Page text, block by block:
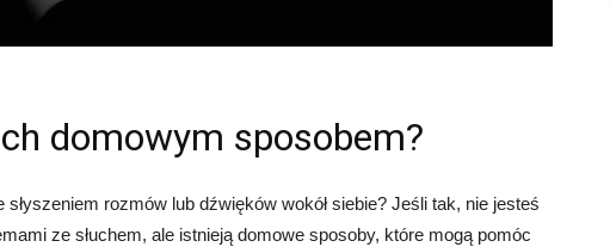
domowym sposobem?
rozmów lub dźwięków wokół siebie? Jeśli tak, nie jesteś
ze słuchem, ale istnieją domowe sposoby, które mogą pomóc